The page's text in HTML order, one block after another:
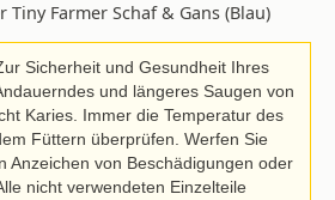
Tiny Farmer Schaf & Gans (Blau)
Sicherheit und Gesundheit Ihres
und längeres Saugen von
Karies. Immer die Temperatur des
Füttern überprüfen. Werfen Sie
Anzeichen von Beschädigungen oder
nicht verwendeten Einzelteile